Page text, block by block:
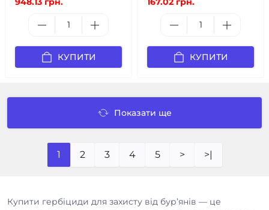
КУПИТИ КУПИТИ
Показати ще
1 2 3 4 5 > >|
Купити гербіциди для захисту від бур’янів — це